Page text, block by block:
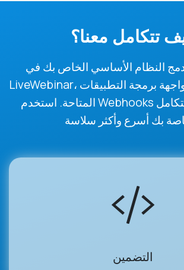
تتكامل معنا؟
دمج النظام الأساسي الخاص بك في
LiveWebinar، فاستخدم وثائق واجهة برمجة التطبيقات
المتاحة. استخدم Webhooks لجعل عملية التكامل
التضمين